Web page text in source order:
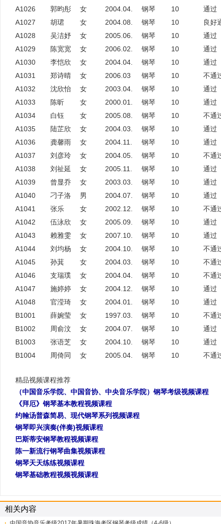
A1026
郭昀彤 女 2004.04. 钢琴 10
通过
A1027
胡珺 女 2004.08. 钢琴 10
良好
A1028
吴洁妤 女 2005.06. 钢琴 10
通过
A1029
陈宽宽 女 2006.02. 钢琴 10
通过
A1030
李恺欣 女 2004.04. 钢琴 10
通过
A1031
郑诗晴 女 2006.03 钢琴 10
不通
A1032
沈欣怡 女 2003.04. 钢琴 10
通过
A1033
陈昕 女 2000.01. 钢琴 10
通过
A1034
白钰 女 2005.08. 钢琴 10
不通
A1035
陆芷欣 女 2004.03. 钢琴 10
通过
A1036
龚馨雨 女 2004.11. 钢琴 10
通过
A1037
刘彦玲 女 2004.05. 钢琴 10
不通
A1038
刘祉延 女 2005.11. 钢琴 10
通过
A1039
曾显乔 女 2003.03. 钢琴 10
通过
A1040
刁子洛 男 2004.07. 钢琴 10
通过
A1041
张乐 女 2002.12. 钢琴 10
不通
A1042
伍泳欣 女 2005.09. 钢琴 10
通过
A1043
赖雅雯 女 2007.10. 钢琴 10
通过
A1044
刘均杨 女 2004.10. 钢琴 10
不通
A1045
孙萁 女 2004.03. 钢琴 10
不通
A1046
支瑞璞 女 2004.04. 钢琴 10
不通
A1047
施婷婷 女 2004.12. 钢琴 10
通过
A1048
官滢琦 女 2004.01. 钢琴 10
通过
B1001
薛婉莹 女 1997.03. 钢琴 10
不通
B1002
周俞汶 女 2004.07. 钢琴 10
通过
B1003
张语芝 女 2004.10. 钢琴 10
通过
B1004
周倚同 女 2005.04. 钢琴 10 不通
精品视频课程推荐
（中国音乐学院、中国音协、中央音乐学院）钢琴考级视频课程
《拜厄》钢琴基本教程视频课程
约翰汤普森简易、现代钢琴系列视频课程
钢琴即兴演奏(伴奏)视频课程
巴斯蒂安钢琴教程视频课程
陈一新流行钢琴曲集视频课程
钢琴天天练练视频课程
钢琴基础教程视频视频课程
相关内容